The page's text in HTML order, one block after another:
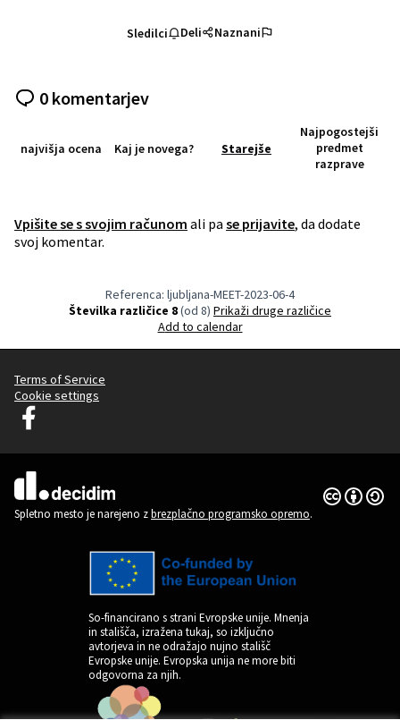
Sledilci Deli Naznani
0 komentarjev
najvišja ocena Kaj je novega? Starejše
Najpogostejši
predmet
razprave
Vpišite se s svojim računom ali pa se prijavite, da dodate
svoj komentar.
Referenca: ljubljana-MEET-2023-06-4
Številka različice 8(od 8)
Prikaži druge različice
Add to calendar
Terms of Service
Cookie settings
Decidim Ljubljana na Facebooku
(Zunanja povezava)
Spletno mesto je narejeno zbrezplačno programsko opremo.
Dovoljenja
(Zunanja
So-financirano s strani Evropske unije. Mnenja
in stališča, izražena tukaj, so izključno
avtorjeva in ne odražajo nujno stališč
Evropske unije. Evropska unija ne more biti
odgovorna za njih.